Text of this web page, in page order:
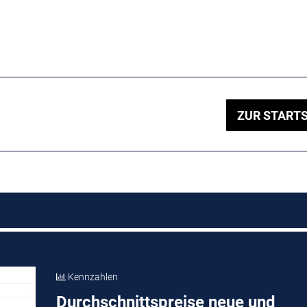
ZUR
Kennzahlen
Durchschnittspreise neue und